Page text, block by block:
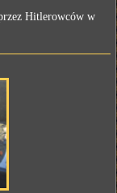
Hitlerowców w